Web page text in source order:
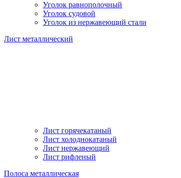
Уголок равнополочный
Уголок судовой
Уголок из нержавеющий стали
Лист металлический
Лист горячекатаный
Лист холоднокатаный
Лист нержавеющий
Лист рифленый
Полоса металлическая